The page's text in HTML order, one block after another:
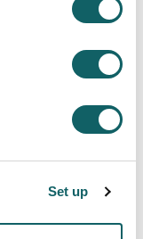
Set up
e
en la
en ingeniería
investigación